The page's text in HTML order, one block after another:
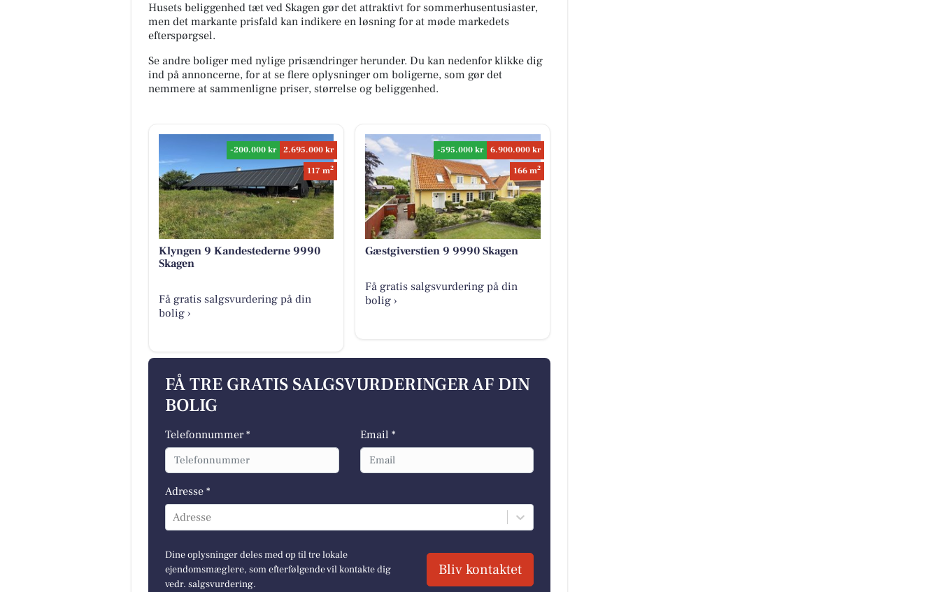
Husets beliggenhed tæt ved Skagen gør det attraktivt for sommerhusentusiaster,
men det markante prisfald kan indikere en løsning for at møde markedets
efterspørgsel.
Se andre boliger med nylige prisændringer herunder. Du kan nedenfor klikke dig
ind på annoncerne, for at se flere oplysninger om boligerne, som gør det
nemmere at sammenligne priser, størrelse og beliggenhed.
-200.000 kr
2.695.000 kr
117 m2
Klyngen 9 Kandestederne 9990
Skagen
Få gratis salgsvurdering på din
bolig ›
-595.000 kr
6.900.000 kr
166 m2
Gæstgiverstien 9 9990 Skagen
Få gratis salgsvurdering på din
bolig ›
FÅ TRE GRATIS SALGSVURDERINGER AF DIN
BOLIG
Telefonnummer * Email *
Adresse *
Adresse
Dine oplysninger deles med op til tre lokale
ejendomsmæglere, som efterfølgende vil kontakte dig
vedr. salgsvurdering.
Bliv kontaktet